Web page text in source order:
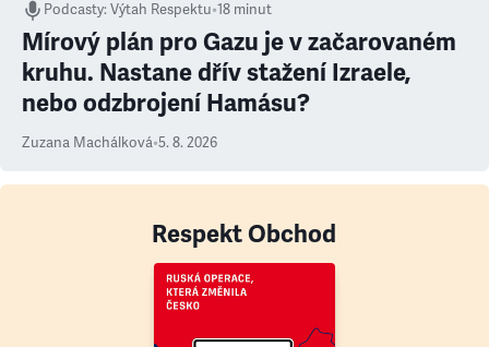
Podcasty:Výtah Respektu•18 minut
Mírový plán pro Gazu je v začarovaném
kruhu. Nastane dřív stažení Izraele,
nebo odzbrojení Hamásu?
Zuzana Machálková•5. 8. 2026
Respekt Obchod